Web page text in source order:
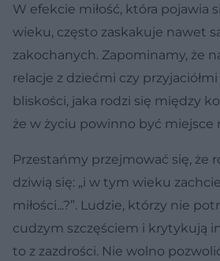
W efekcie miłość, która pojawia
wieku, często zaskakuje nawet
zakochanych. Zapominamy, że
relacje z dziećmi czy
bliskości, jaka rodzi się między
że w życiu powinno być miejsce
Przestańmy przejmować się, że
dziwią się: „i w tym wieku
miłości...?”. Ludzie, którzy nie
cudzym szczęściem i krytykują
to z zazdrości. Nie wolno